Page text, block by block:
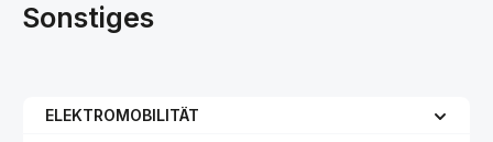
Sonstiges
ELEKTROMOBILITÄT